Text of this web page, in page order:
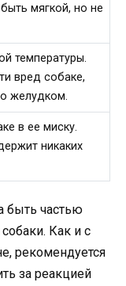
мягкой, но не
температуры.
вред собаке,
желудком.
в ее миску.
никаких
быть частью
Как и с
рекомендуется
за реакцией